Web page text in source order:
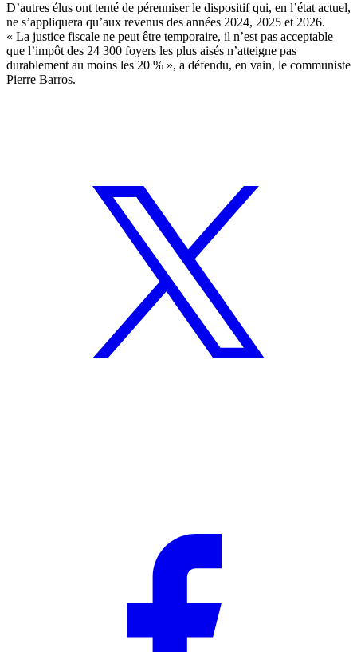
D’autres élus ont tenté de pérenniser le dispositif qui, en l’état actuel,
ne s’appliquera qu’aux revenus des années 2024, 2025 et 2026.
« La justice fiscale ne peut être temporaire, il n’est pas acceptable
que l’impôt des 24 300 foyers les plus aisés n’atteigne pas
durablement au moins les 20 % », a défendu, en vain, le communiste
Pierre Barros.